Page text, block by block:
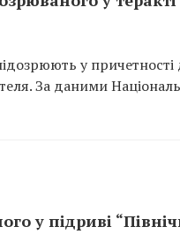
у
За даними
у підриві